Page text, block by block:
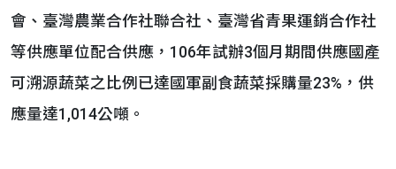
會、臺灣農業合作社聯合社、臺灣省青果運銷合作社
等供應單位配合供應，106年試辦3個月期間供應國產
可溯源蔬菜之比例已達國軍副食蔬菜採購量23%，供
應量達1,014公噸。